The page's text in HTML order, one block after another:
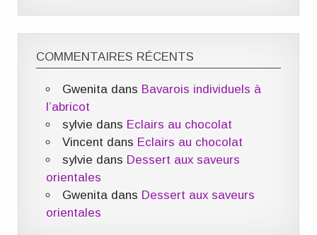
COMMENTAIRES RÉCENTS
Gwenita dans Bavarois individuels à
l’abricot
sylvie dans Eclairs au chocolat
Vincent dans Eclairs au chocolat
sylvie dans Dessert aux saveurs
orientales
Gwenita dans Dessert aux saveurs
orientales